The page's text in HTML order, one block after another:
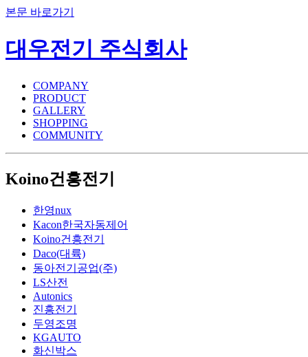
본문 바로가기
대우전기 주식회사
COMPANY
PRODUCT
GALLERY
SHOPPING
COMMUNITY
Koino건흥전기
한영nux
Kacon한국자동제어
Koino건흥전기
Daco(대륙)
동아전기공업(주)
LS산전
Autonics
진흥전기
두영조명
KGAUTO
화신박스